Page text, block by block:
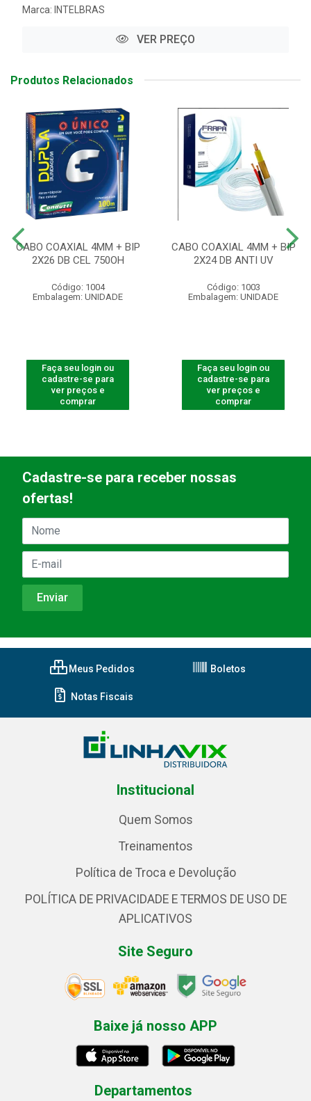
Marca: INTELBRAS
VER PREÇO
Produtos Relacionados
CABO COAXIAL 4MM + BIP
2X26 DB CEL 750OH
Código: 1004
Embalagem: UNIDADE
Faça seu login ou
cadastre-se para
ver preços e
comprar
CABO COAXIAL 4MM + BIP
2X24 DB ANTI UV
Código: 1003
Embalagem: UNIDADE
Faça seu login ou
cadastre-se para
ver preços e
comprar
Cadastre-se para receber nossas
ofertas!
Meus Pedidos Boletos
Notas Fiscais
Institucional
Quem Somos
Treinamentos
Política de Troca e Devolução
POLÍTICA DE PRIVACIDADE E TERMOS DE USO DE
APLICATIVOS
Site Seguro
Baixe já nosso APP
Departamentos